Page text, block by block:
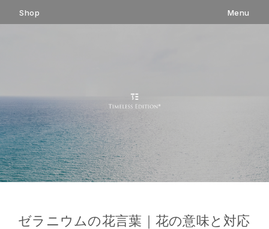
Shop Menu
ン
ス
キ
ッ
プ
ゼラニウムの花言葉｜花の意味と対応